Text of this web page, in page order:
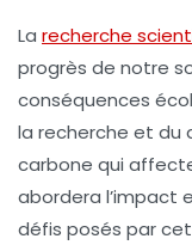
La recherche
progrès de notre
conséquences
la recherche et du
carbone qui
abordera l’impact
défis posés par